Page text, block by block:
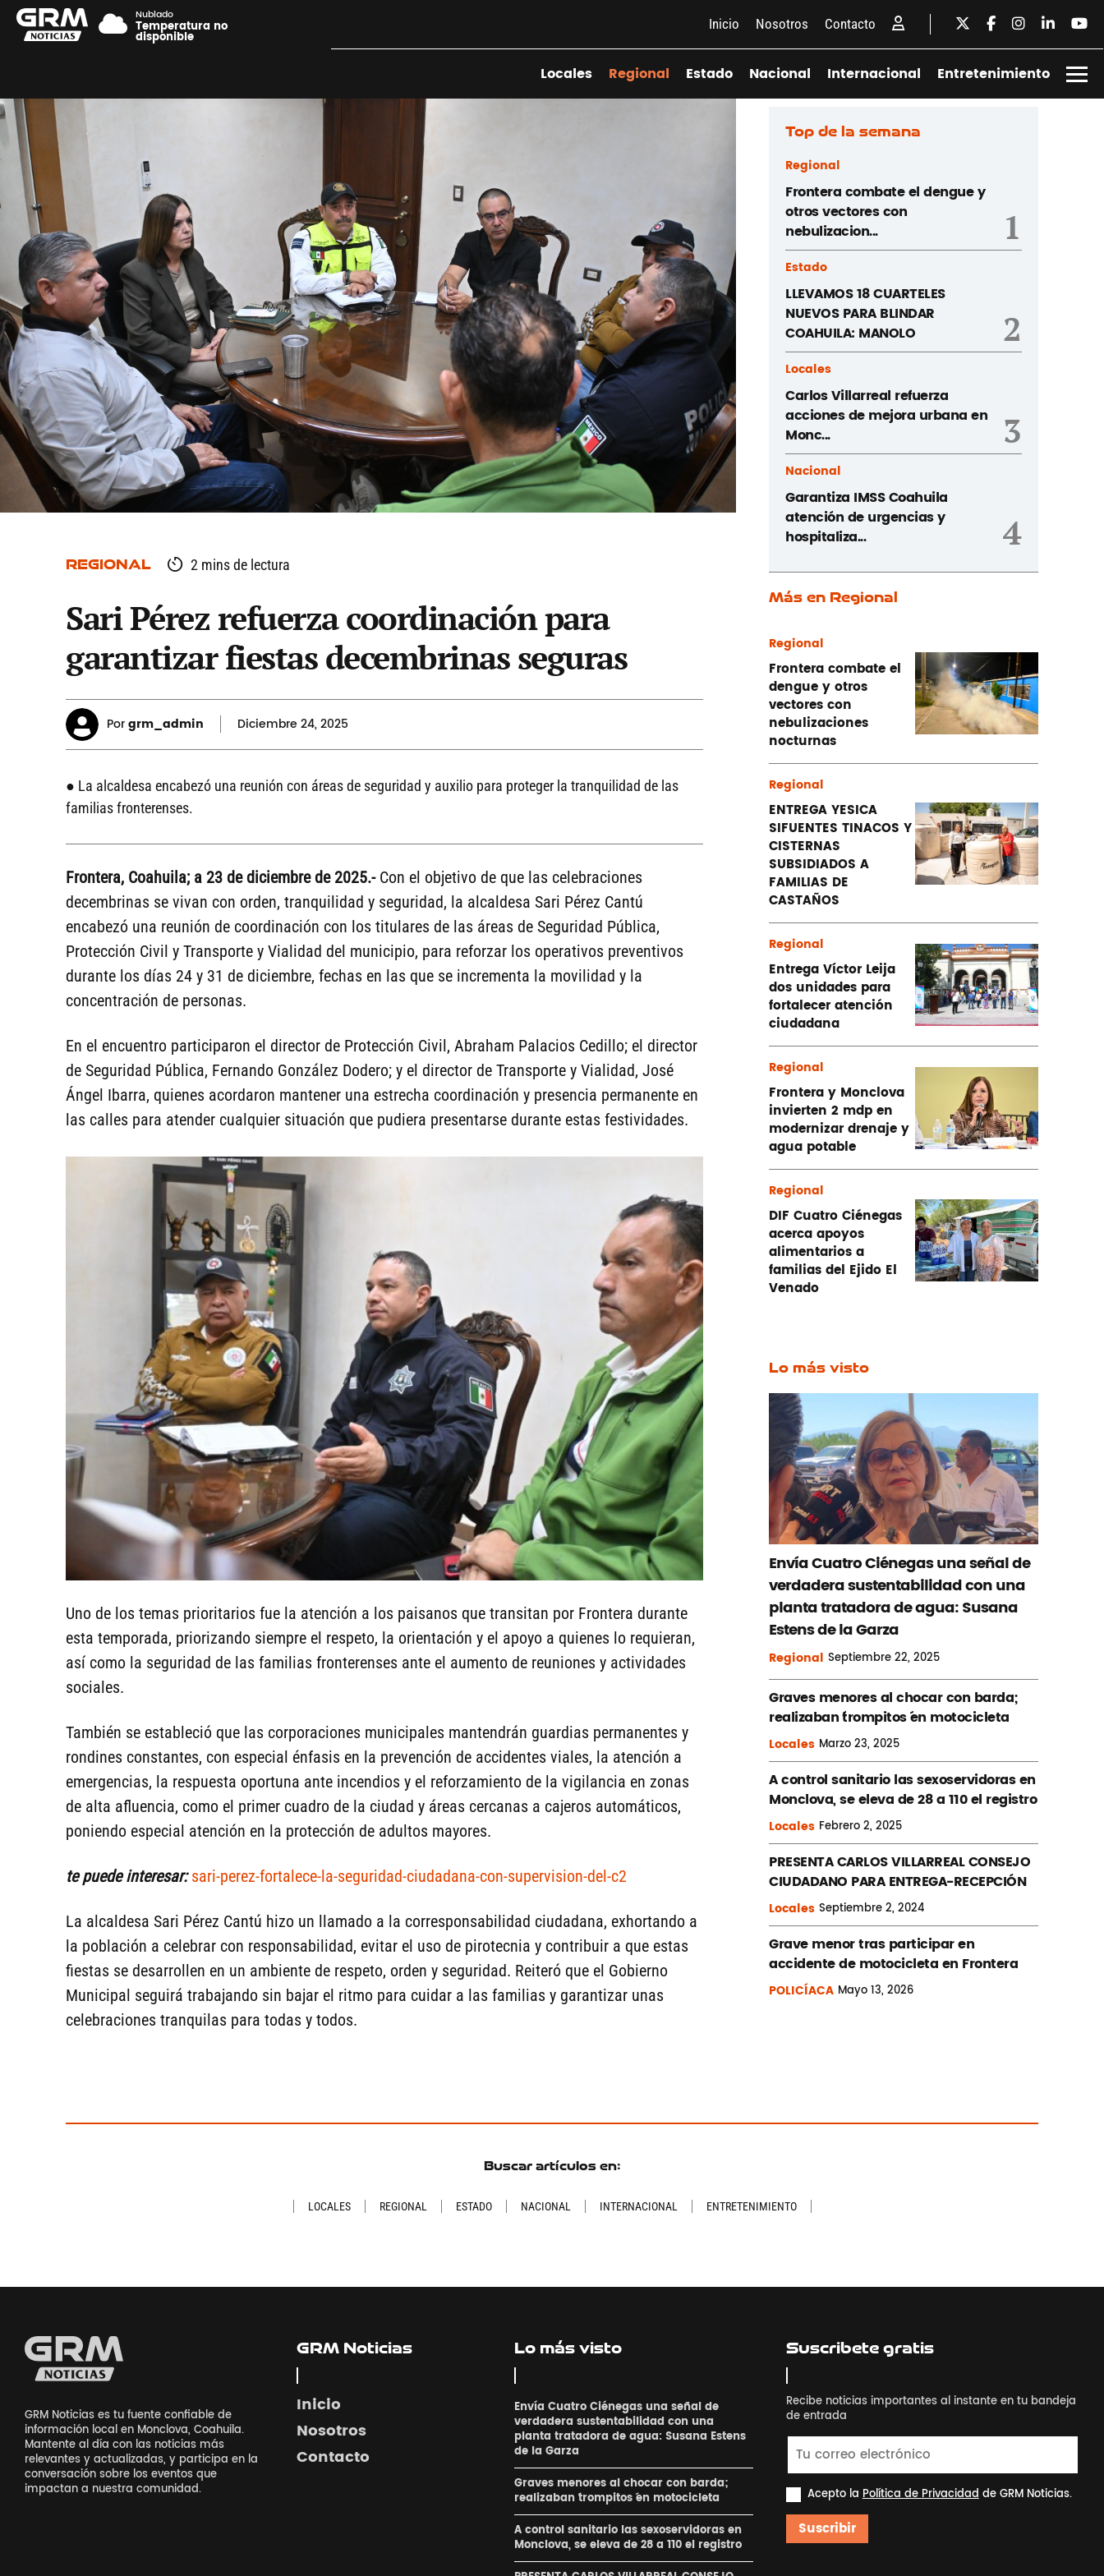
Nublado
Temperatura no
disponible
Inicio Nosotros Contacto
Locales Regional Estado Nacional Internacional Entretenimiento
REGIONAL 2 mins de lectura
Sari Pérez refuerza coordinación para
garantizar fiestas decembrinas seguras
Porgrm_admin Diciembre 24, 2025
● La alcaldesa encabezó una reunión con áreas de seguridad y auxilio para proteger la tranquilidad de las
familias fronterenses.
Frontera, Coahuila; a 23 de diciembre de 2025.-Con el objetivo de que las celebraciones
decembrinas se vivan con orden, tranquilidad y seguridad, la alcaldesa Sari Pérez Cantú
encabezó una reunión de coordinación con los titulares de las áreas de Seguridad Pública,
Protección Civil y Transporte y Vialidad del municipio, para reforzar los operativos preventivos
durante los días 24 y 31 de diciembre, fechas en las que se incrementa la movilidad y la
concentración de personas.
En el encuentro participaron el director de Protección Civil, Abraham Palacios Cedillo; el director
de Seguridad Pública, Fernando González Dodero; y el director de Transporte y Vialidad, José
Ángel Ibarra, quienes acordaron mantener una estrecha coordinación y presencia permanente en
las calles para atender cualquier situación que pudiera presentarse durante estas festividades.
Uno de los temas prioritarios fue la atención a los paisanos que transitan por Frontera durante
esta temporada, priorizando siempre el respeto, la orientación y el apoyo a quienes lo requieran,
así como la seguridad de las familias fronterenses ante el aumento de reuniones y actividades
sociales.
También se estableció que las corporaciones municipales mantendrán guardias permanentes y
rondines constantes, con especial énfasis en la prevención de accidentes viales, la atención a
emergencias, la respuesta oportuna ante incendios y el reforzamiento de la vigilancia en zonas
de alta afluencia, como el primer cuadro de la ciudad y áreas cercanas a cajeros automáticos,
poniendo especial atención en la protección de adultos mayores.
te puede interesar: sari-perez-fortalece-la-seguridad-ciudadana-con-supervision-del-c2
La alcaldesa Sari Pérez Cantú hizo un llamado a la corresponsabilidad ciudadana, exhortando a
la población a celebrar con responsabilidad, evitar el uso de pirotecnia y contribuir a que estas
fiestas se desarrollen en un ambiente de respeto, orden y seguridad. Reiteró que el Gobierno
Municipal seguirá trabajando sin bajar el ritmo para cuidar a las familias y garantizar unas
celebraciones tranquilas para todas y todos.
Top de la semana
Regional
Frontera combate el dengue y
otros vectores con
nebulizacion...
1
Estado
LLEVAMOS 18 CUARTELES
NUEVOS PARA BLINDAR
COAHUILA: MANOLO
2
Locales
Carlos Villarreal refuerza
acciones de mejora urbana en
Monc...
3
Nacional
Garantiza IMSS Coahuila
atención de urgencias y
hospitaliza...
4
Más en Regional
Regional
Frontera combate el
dengue y otros
vectores con
nebulizaciones
nocturnas
Regional
ENTREGA YESICA
SIFUENTES TINACOS Y
CISTERNAS
SUBSIDIADOS A
FAMILIAS DE
CASTAÑOS
Regional
Entrega Víctor Leija
dos unidades para
fortalecer atención
ciudadana
Regional
Frontera y Monclova
invierten 2 mdp en
modernizar drenaje y
agua potable
Regional
DIF Cuatro Ciénegas
acerca apoyos
alimentarios a
familias del Ejido El
Venado
Lo más visto
Envía Cuatro Ciénegas una señal de
verdadera sustentabilidad con una
planta tratadora de agua: Susana
Estens de la Garza
Regional Septiembre22, 2025
Graves menores al chocar con barda;
realizaban ´trompitos ´en motocicleta
Locales Marzo23, 2025
A control sanitario las sexoservidoras en
Monclova, se eleva de 28 a 110 el registro
Locales Febrero2, 2025
PRESENTA CARLOS VILLARREAL CONSEJO
CIUDADANO PARA ENTREGA-RECEPCIÓN
Locales Septiembre2, 2024
Grave menor tras participar en
accidente de motocicleta en Frontera
POLICÍACA Mayo13, 2026
Buscar artículos en:
LOCALES REGIONAL ESTADO NACIONAL INTERNACIONAL ENTRETENIMIENTO
GRM Noticias es tu fuente confiable de
información local en Monclova, Coahuila.
Mantente al día con las noticias más
relevantes y actualizadas, y participa en la
conversación sobre los eventos que
impactan a nuestra comunidad.
GRM Noticias
Inicio
Nosotros
Contacto
Lo más visto
Envía Cuatro Ciénegas una señal de
verdadera sustentabilidad con una
planta tratadora de agua: Susana Estens
de la Garza
Graves menores al chocar con barda;
realizaban ´trompitos ´en motocicleta
A control sanitario las sexoservidoras en
Monclova, se eleva de 28 a 110 el registro
Suscribete gratis
Recibe noticias importantes al instante en tu bandeja
de entrada
Acepto laPolítica de Privacidadde GRM Noticias.
Suscribir